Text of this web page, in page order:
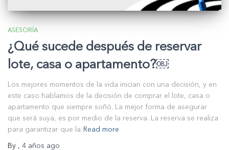
ASESORÍA
¿Qué sucede después de reservar
lote, casa o apartamento?￼
Los mejores momentos de la vida inician con una decisión, y en
este caso hablamos de la decisión de comprar el lote, casa o
apartamento que siempre soñó. La mejor forma de asegurar
que será suya, es por medio de la reserva. La reserva se realiza
para garantizar que la Read more
By , 4 años ago